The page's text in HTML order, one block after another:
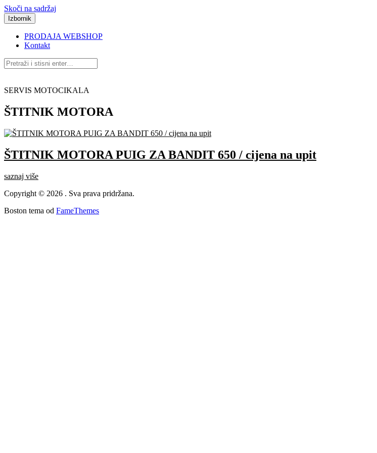
Skoči na sadržaj
Izbornik
PRODAJA WEBSHOP
Kontakt
SERVIS MOTOCIKALA
ŠTITNIK MOTORA
ŠTITNIK MOTORA PUIG ZA BANDIT 650 / cijena na upit
saznaj više
Copyright © 2026 . Sva prava pridržana.
Boston tema od FameThemes